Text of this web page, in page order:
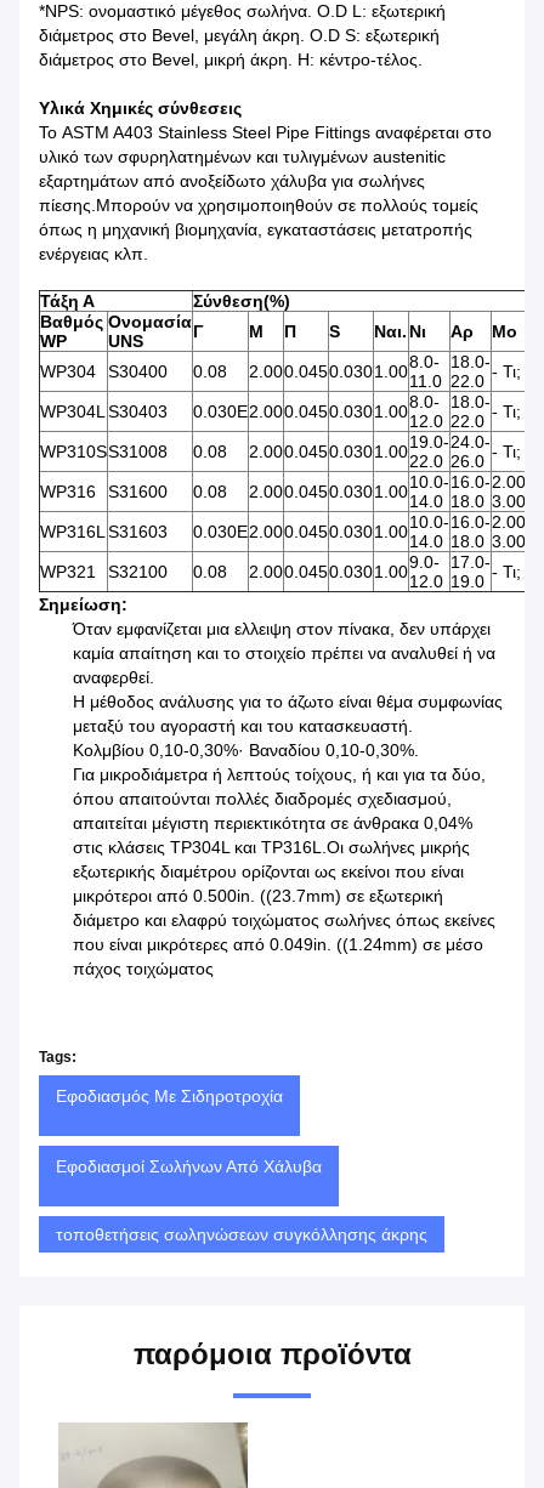
*NPS: ονομαστικό μέγεθος σωλήνα. O.D L: εξωτερική
διάμετρος στο Bevel, μεγάλη άκρη. O.D S: εξωτερική
διάμετρος στο Bevel, μικρή άκρη. H: κέντρο-τέλος.
Υλικά Χημικές σύνθεσεις
Το ASTM A403 Stainless Steel Pipe Fittings αναφέρεται στο
υλικό των σφυρηλατημένων και τυλιγμένων austenitic
εξαρτημάτων από ανοξείδωτο χάλυβα για σωλήνες
πίεσης.Μπορούν να χρησιμοποιηθούν σε πολλούς τομείς
όπως η μηχανική βιομηχανία, εγκαταστάσεις μετατροπής
ενέργειας κλπ.
Τάξη Α Σύνθεση(%)
Βαθμός
WP
Ονομασία
UNS
Γ Μ Π S Ναι. Νι Αρ Μo
WP304 S30400 0.08 2.000.0450.0301.008.0-
11.0
18.0-
22.0 - Τι;
WP304LS30403 0.030Ε2.000.0450.0301.008.0-
12.0
18.0-
22.0 - Τι;
WP310SS31008 0.08 2.000.0450.0301.0019.0-
22.0
24.0-
26.0 - Τι;
WP316
S31600 0.08 2.000.0450.0301.0010.0-
14.0
16.0-
18.0
2.00-
3.00
WP316LS31603 0.030Ε2.000.0450.0301.0010.0-
14.0
16.0-
18.0
2.00-
3.00
WP321
S32100 0.08 2.000.0450.0301.009.0-
12.0
17.0-
19.0 - Τι;
Σημείωση:
Όταν εμφανίζεται μια ελλειψη στον πίνακα, δεν υπάρχει
καμία απαίτηση και το στοιχείο πρέπει να αναλυθεί ή να
αναφερθεί.
Η μέθοδος ανάλυσης για το άζωτο είναι θέμα συμφωνίας
μεταξύ του αγοραστή και του κατασκευαστή.
Κολμβίου 0,10-0,30%· Βαναδίου 0,10-0,30%.
Για μικροδιάμετρα ή λεπτούς τοίχους, ή και για τα δύο,
όπου απαιτούνται πολλές διαδρομές σχεδιασμού,
απαιτείται μέγιστη περιεκτικότητα σε άνθρακα 0,04%
στις κλάσεις TP304L και TP316L.Οι σωλήνες μικρής
εξωτερικής διαμέτρου ορίζονται ως εκείνοι που είναι
μικρότεροι από 0.500in. ((23.7mm) σε εξωτερική
διάμετρο και ελαφρύ τοιχώματος σωλήνες όπως εκείνες
που είναι μικρότερες από 0.049in. ((1.24mm) σε μέσο
πάχος τοιχώματος
Tags:
Εφοδιασμός Με Σιδηροτροχία
Εφοδιασμοί Σωλήνων Από Χάλυβα
τοποθετήσεις σωληνώσεων συγκόλλησης άκρης
παρόμοια προϊόντα